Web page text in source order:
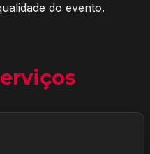
do evento.